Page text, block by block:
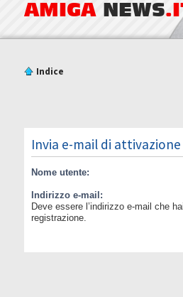
AMIGA NEWS
Indice
Invia e-mail di attivazione
Nome utente:
Indirizzo e-mail:
Deve essere l’indirizzo e-mail che
registrazione.